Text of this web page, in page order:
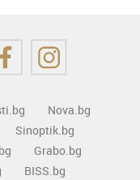
Nova.bg
Sinoptik.bg
Grabo.bg
BISS.bg